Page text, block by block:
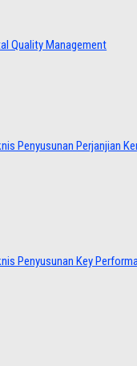
Quality Management
Penyusunan Perjanjian
Penyusunan Key